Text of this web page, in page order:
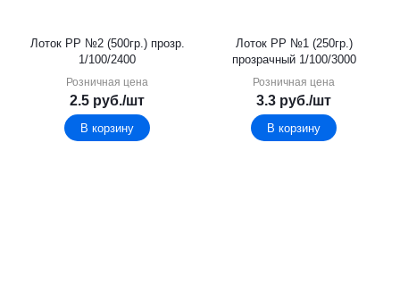
Лоток PР №2 (500гр.) прозр.
1/100/2400
Розничная цена
2.5 руб./шт
В корзину
Лоток PР №1 (250гр.)
прозрачный 1/100/3000
Розничная цена
3.3 руб./шт
В корзину